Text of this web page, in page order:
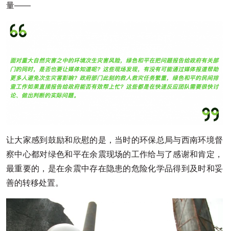
量——
让大家感到鼓励和欣慰的是，当时的环保总局与西南环境督
察中心都对绿色和平在余震现场的工作给与了感谢和肯定，
最重要的，是在余震中存在隐患的危险化学品得到及时和妥
善的转移处置。